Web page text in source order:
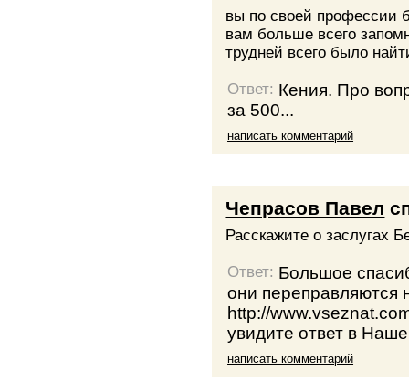
вы по своей профессии
вам больше всего
трудней всего было
Ответ: Кения. Про
за 500...
написать комментарий
Чепрасов Павел
Расскажите о заслугах
Ответ: Большое
они переправляются
http://
увидите ответ в
написать комментарий